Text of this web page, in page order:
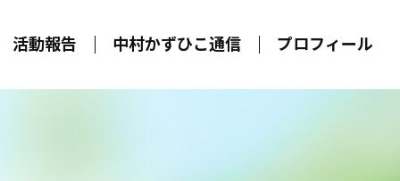
活動報告 中村かずひこ通信 プロフィール